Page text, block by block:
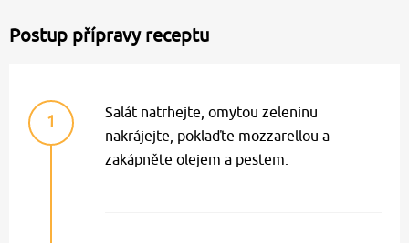
Postup přípravy receptu
1
Salát natrhejte, omytou zeleninu
nakrájejte, poklaďte mozzarellou a
zakápněte olejem a pestem.